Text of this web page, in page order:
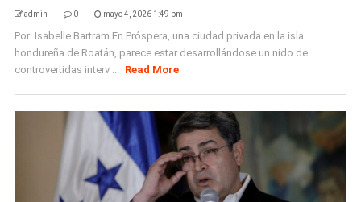
admin 0 mayo 4, 2026 1:49 pm
Por: Isabelle Bartram En Próspera, una ciudad privada en la isla
hondureña de Roatán, parece estar desarrollándose un nido de
controvertidas interv ...
Read More